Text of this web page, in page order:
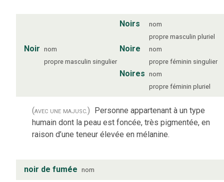
Noir nom
propre masculin singulier
Noirs
nom
propre masculin pluriel
Noire
nom
propre féminin singulier
Noires nom
propre féminin pluriel
(avec une majusc.) Personne appartenant à un type
humain dont la peau est foncée, très pigmentée, en
raison d’une teneur élevée en mélanine.
noir de fumée nom